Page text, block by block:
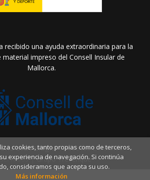
recibido una ayuda extraordinaria para la
material impreso del Consell Insular de
Mallorca.
Drac Màgic. Todos los Derechos
|Grupo Trevenque
cookies, tanto propias como de terceros,
experiencia de navegación. Si continúa
consideramos que acepta su uso.
Más información